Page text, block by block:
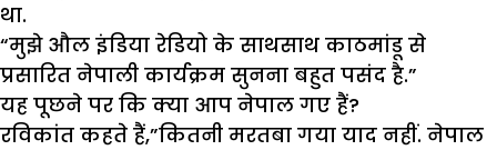
था.
“मुझे औल इंडिया रेडियो के साथसाथ काठमांडू से
प्रसारित नेपाली कार्यक्रम सुनना बहुत पसंद है.”
यह पूछने पर कि क्या आप नेपाल गए हैं?
रविकांत कहते हैं,”कितनी मरतबा गया याद नहीं. नेपाल